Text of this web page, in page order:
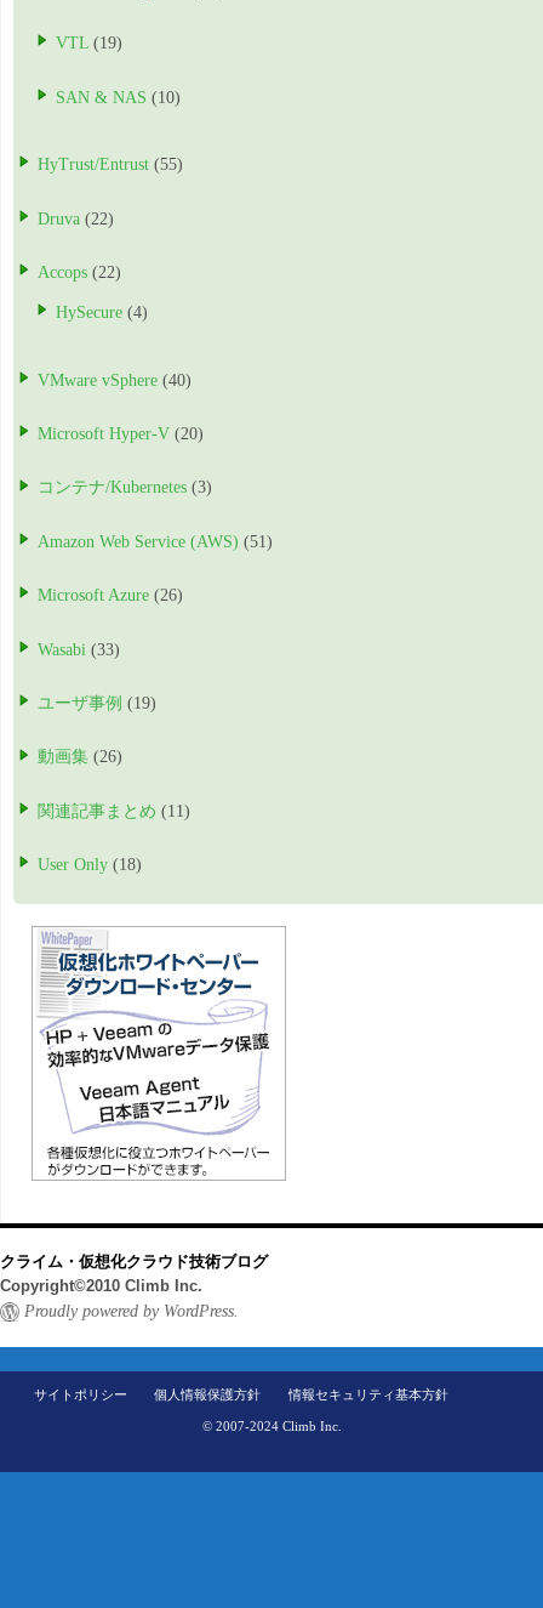
VTL (19)
SAN & NAS (10)
HyTrust/Entrust (55)
Druva (22)
Accops (22)
HySecure (4)
VMware vSphere (40)
Microsoft Hyper-V (20)
コンテナ/Kubernetes (3)
Amazon Web Service (AWS) (51)
Microsoft Azure (26)
Wasabi (33)
ユーザ事例 (19)
動画集 (26)
関連記事まとめ (11)
User Only (18)
クライム・仮想化クラウド技術ブログ
Copyright©2010 Climb Inc.
Proudly powered by WordPress.
サイトポリシー 個人情報保護方針 情報セキュリティ基本方針
© 2007-2024 Climb Inc.